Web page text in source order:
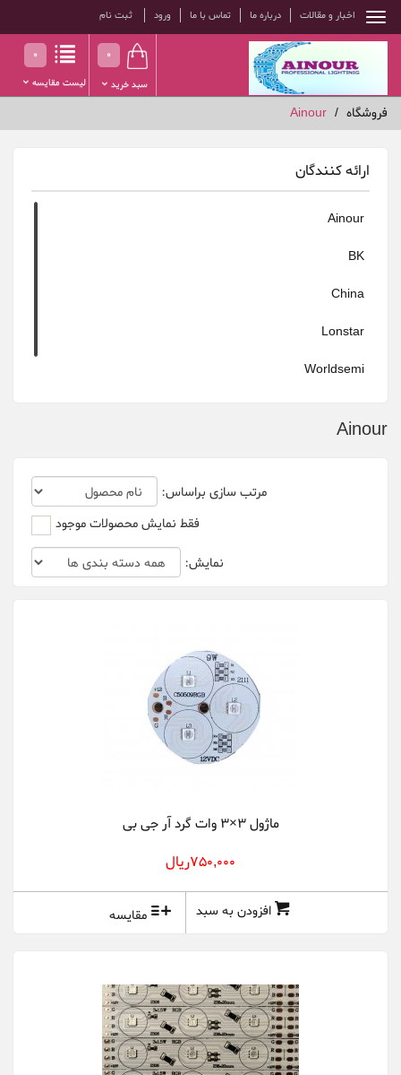
اخبار و مقالات درباره ما تماس با ما ورود ثبت نام
0
سبد خرید
0
لیست مقایسه
فروشگاه Ainour
ارائه کنندگان
Ainour
BK
China
Lonstar
Worldsemi
Ainour
مرتب سازی براساس:
فقط نمایش محصولات موجود
نمایش:
ماژول 3×3 وات گرد آر جی بی
750,000ريال
افزودن به سبد مقایسه